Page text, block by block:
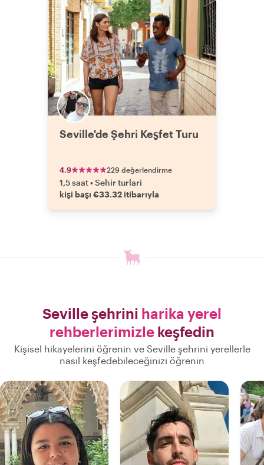
Seville'de Şehri Keşfet Turu
4.9 229 değerlendirme
1,5 saat•Sehir turlari
kişi başı €33.32 itibarıyla
Seville şehrini harika yerel
rehberlerimizle keşfedin
Kişisel hikayelerini öğrenin ve Seville şehrini yerellerle
nasıl keşfedebileceğinizi öğrenin